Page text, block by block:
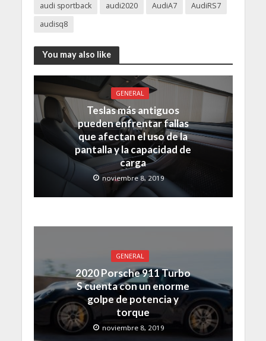
audi sportback
audi2020 AudiA7
AudiRS7
audisq8
You may also like
GENERAL
Teslas más antiguos
pueden enfrentar fallas
que afectan el uso de la
pantalla y la capacidad de
carga
noviembre 8, 2019
GENERAL
2020 Porsche 911 Turbo
S cuenta con un enorme
golpe de potencia y
torque
noviembre 8, 2019